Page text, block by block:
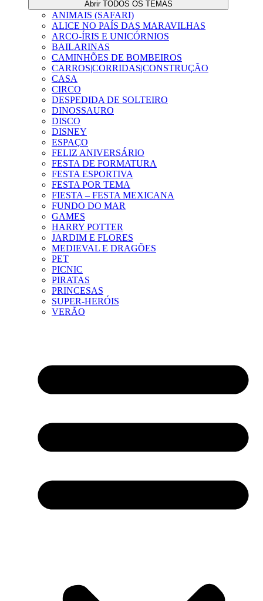
Abrir TODOS OS TEMAS
ANIMAIS (SAFARI)
ALICE NO PAÍS DAS MARAVILHAS
ARCO-ÍRIS E UNICÓRNIOS
BAILARINAS
CAMINHÕES DE BOMBEIROS
CARROS|CORRIDAS|CONSTRUÇÃO
CASA
CIRCO
DESPEDIDA DE SOLTEIRO
DINOSSAURO
DISCO
DISNEY
ESPAÇO
FELIZ ANIVERSÁRIO
FESTA DE FORMATURA
FESTA ESPORTIVA
FESTA POR TEMA
FIESTA – FESTA MEXICANA
FUNDO DO MAR
GAMES
HARRY POTTER
JARDIM E FLORES
MEDIEVAL E DRAGÕES
PET
PICNIC
PIRATAS
PRINCESAS
SUPER-HERÓIS
VERÃO